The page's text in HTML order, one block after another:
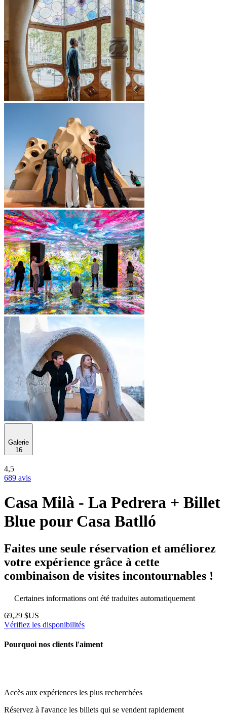
Galerie
16
4,5
689 avis
Casa Milà - La Pedrera + Billet
Blue pour Casa Batlló
Faites une seule réservation et améliorez
votre expérience grâce à cette
combinaison de visites incontournables !
Certaines informations ont été traduites automatiquement
69,29 $US
Vérifiez les disponibilités
Pourquoi nos clients l'aiment
Accès aux expériences les plus recherchées
Réservez à l'avance les billets qui se vendent rapidement